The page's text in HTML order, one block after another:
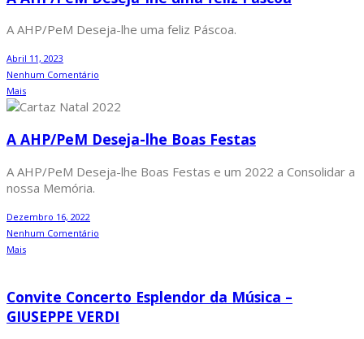
A AHP/PeM Deseja-lhe uma feliz Páscoa.
Abril 11, 2023
Nenhum Comentário
Mais
A AHP/PeM Deseja-lhe Boas Festas
A AHP/PeM Deseja-lhe Boas Festas e um 2022 a Consolidar a
nossa Memória.
Dezembro 16, 2022
Nenhum Comentário
Mais
Convite Concerto Esplendor da Música –
GIUSEPPE VERDI